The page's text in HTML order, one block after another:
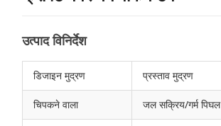
उत्पाद विनिर्देश
डिजाइन मुद्रण प्रस्ताव मुद्रण
चिपकने वाला जल सक्रिय/गर्म पिघल